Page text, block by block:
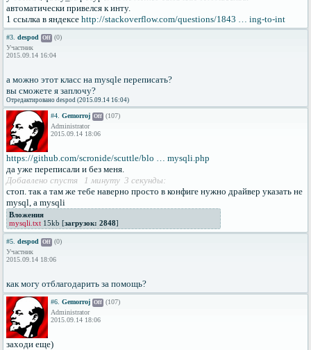
автоматически привелся к инту.
1 ссылка в яндексе http://stackoverflow.com/questions/1843 … ing-to-int
#3. despod Off (0)
Участник
2015.09.14 16:04
а можно этот класc на mysqle переписать?
вы сможете я заплочу?
Отредактировано despod (2015.09.14 16:04)
#4. Gemorroj Off (107)
Administrator
2015.09.14 18:06
https://github.com/scronide/scuttle/blo … mysqli.php
да уже переписали и без меня.
Добавлено спустя 1 минуту 3 секунды:
стоп. так а там же тебе наверно просто в конфиге нужно драйвер указать не
mysql, а mysqli
Вложения
mysqli.txt 15kb [загрузок: 2848]
#5. despod Off (0)
Участник
2015.09.14 18:06
как могу отблагодарить за помощь?
#6. Gemorroj Off (107)
Administrator
2015.09.14 18:06
заходи еще)